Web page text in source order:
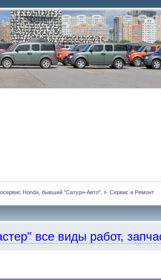
Honda, бывший "Сатурн-Авто". » Сервис и Ремонт
все виды работ,